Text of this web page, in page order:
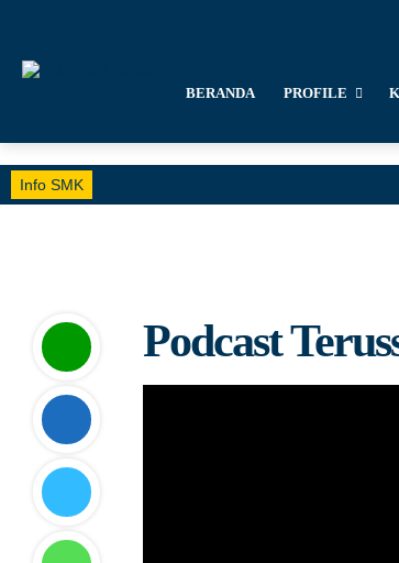
BERANDA PROFILE
Info SMK
Podcast